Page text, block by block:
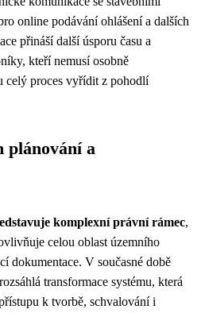
online podávání ohlášení a dalších
přináší další úsporu času a
kteří nemusí osobně
celý proces vyřídit z pohodlí
plánování a
komplexní právní rámec,
celou oblast územního
dokumentace. V současné době
transformace systému, která
k tvorbě, schvalování i